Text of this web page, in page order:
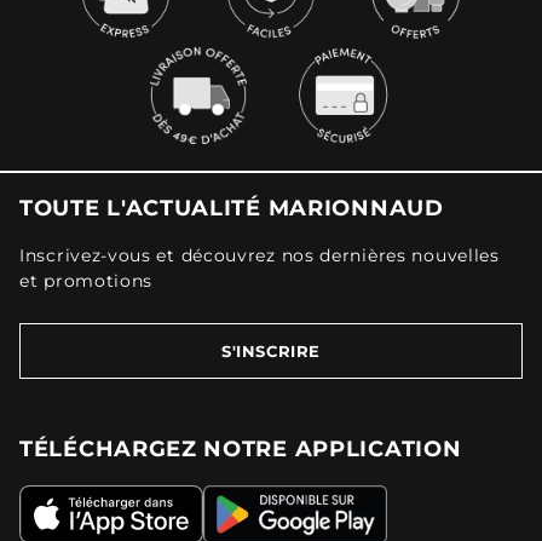
TOUTE L'ACTUALITÉ MARIONNAUD
Inscrivez-vous et découvrez nos dernières nouvelles
et promotions
S'INSCRIRE
TÉLÉCHARGEZ NOTRE APPLICATION